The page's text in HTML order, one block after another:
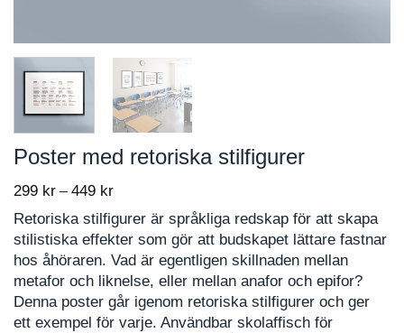
Poster med retoriska stilfigurer
299 kr – 449 krPrice
range:
299 kr
through
449 kr
Retoriska stilfigurer är språkliga redskap för att skapa
stilistiska effekter som gör att budskapet lättare fastnar
hos åhöraren. Vad är egentligen skillnaden mellan
metafor och liknelse, eller mellan anafor och epifor?
Denna poster går igenom retoriska stilfigurer och ger
ett exempel för varje. Användbar skolaffisch för